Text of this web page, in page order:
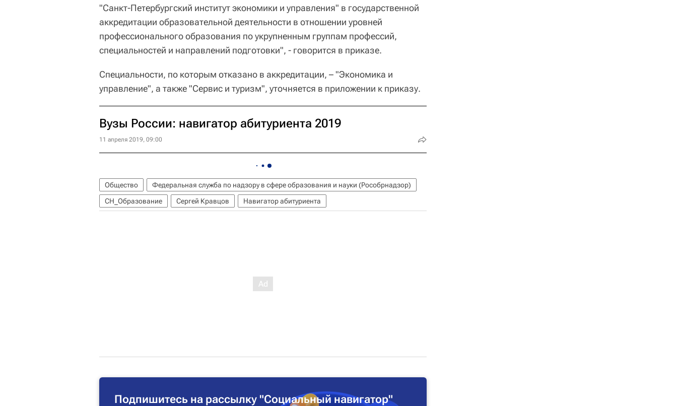
"Санкт-Петербургский институт экономики и управления" в государственной
аккредитации образовательной деятельности в отношении уровней
профессионального образования по укрупненным группам профессий,
специальностей и направлений подготовки", - говорится в приказе.
Специальности, по которым отказано в аккредитации, – "Экономика и
управление", а также "Сервис и туризм", уточняется в приложении к приказу.
Вузы России: навигатор абитуриента 2019
11 апреля 2019, 09:00
Общество
Федеральная служба по надзору в сфере образования и науки (Рособрнадзор)
СН_Образование
Сергей Кравцов Навигатор абитуриента
Подпишитесь на рассылку "Социальный навигатор"